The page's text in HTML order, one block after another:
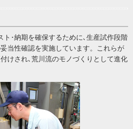
ト･納期を確保するために､生産試作段階
当性確認を実施しています。これらが
けされ､荒川流のモノづくりとして進化